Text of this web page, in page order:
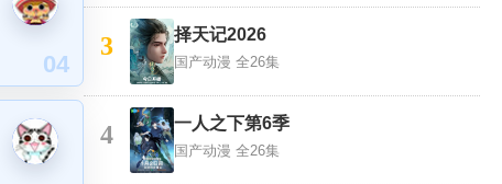
04
3 择天记2026
国产动漫 全26集
4 一人之下第6季
国产动漫 全26集